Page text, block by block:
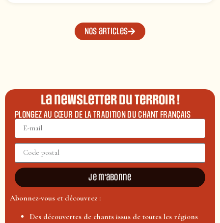
Nos articles
La newsletter du terroir !
PLONGEZ AU CŒUR DE LA TRADITION DU CHANT FRANÇAIS
Je m'abonne
Abonnez-vous et découvrez :
Des découvertes de chants issus de toutes les régions